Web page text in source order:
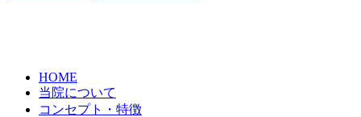
HOME
当院について
コンセプト・特徴